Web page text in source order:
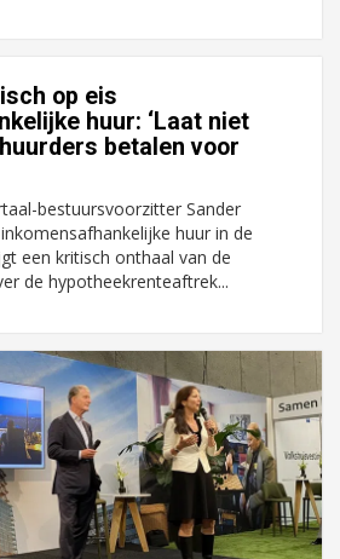
op eis
huur: ‘Laat niet
betalen voor
bestuursvoorzitter Sander
huur in de
een kritisch onthaal van de
de hypotheekrenteaftrek...